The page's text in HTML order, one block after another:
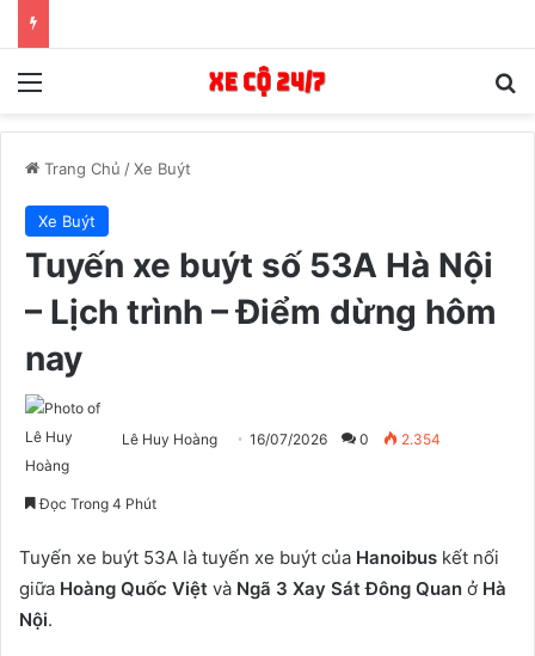
Menu
Trang Chủ /Xe Buýt
Xe Buýt
Tuyến xe buýt số 53A Hà Nội
– Lịch trình – Điểm dừng hôm
nay
Lê Huy Hoàng 16/07/2026 0 2.354
Đọc Trong 4 Phút
Tuyến xe buýt 53A là tuyến xe buýt của Hanoibus kết nối
giữa Hoàng Quốc Việt và Ngã 3 Xay Sát Đông Quan ở Hà
Nội.